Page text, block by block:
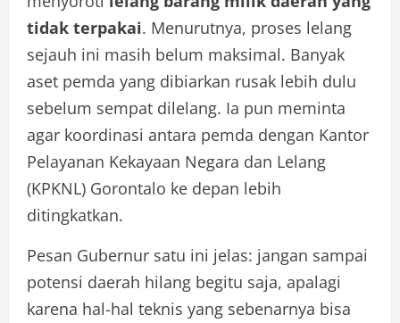
tidak terpakai. Menurutnya, proses lelang
sejauh ini masih belum maksimal. Banyak
aset pemda yang dibiarkan rusak lebih dulu
sebelum sempat dilelang. Ia pun meminta
agar koordinasi antara pemda dengan Kantor
Pelayanan Kekayaan Negara dan Lelang
(KPKNL) Gorontalo ke depan lebih
ditingkatkan.
Pesan Gubernur satu ini jelas: jangan sampai
potensi daerah hilang begitu saja, apalagi
karena hal-hal teknis yang sebenarnya bisa